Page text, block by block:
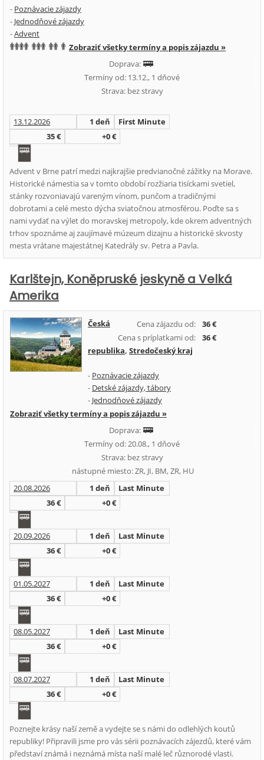
- Poznávacie zájazdy
- Jednodňové zájazdy
-Advent
Zobraziť všetky termíny a popis zájazdu »
Doprava:
Termíny od: 13.12., 1 dňové
Strava: bez stravy
13.12.2026 1 deň
First Minute
35 €
+0 €
Advent v Brne patrí medzi najkrajšie predvianočné zážitky na Morave.
Historické námestia sa v tomto období rozžiaria tisíckami svetiel,
stánky rozvoniavajú vareným vínom, punčom a tradičnými
dobrotami a celé mesto dýcha sviatočnou atmosférou. Poďte sa s
nami vydať na výlet do moravskej metropoly, kde okrem adventných
trhov spoznáme aj zaujímavé múzeum dizajnu a historické skvosty
mesta vrátane majestátnej Katedrály sv. Petra a Pavla.
Karlštejn, Koněpruské jeskyně a Velká
Amerika
Cena zájazdu od:
36 €
Cena s príplatkami od:
36 €
Česká
republika, Stredočeský kraj
- Poznávacie zájazdy
- Detské zájazdy, tábory
- Jednodňové zájazdy
Zobraziť všetky termíny a popis zájazdu »
Doprava:
Termíny od: 20.08., 1 dňové
Strava: bez stravy
nástupné miesto: ZR, JI, BM, ZR, HU
20.08.2026
1 deň
Last Minute
36 €
+0 €
20.09.2026 1 deň
Last Minute
36 €
+0 €
01.05.2027 1 deň
Last Minute
36 €
+0 €
08.05.2027 1 deň
Last Minute
36 €
+0 €
08.07.2027 1 deň
Last Minute
36 €
+0 €
Poznejte krásy naší země a vydejte se s námi do odlehlých koutů
republiky! Připravili jsme pro vás sérii poznávacích zájezdů, které vám
představí známá i neznámá místa naší malé leč různorodé vlasti.